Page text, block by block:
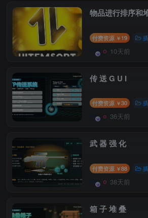
物品进行排序和
付费资源 ￥ 19
10天前
传 送 G U I
付费资源 ￥30
36天前
武 器 强 化
付费资源 ￥88
38天前
箱 子 堆 叠